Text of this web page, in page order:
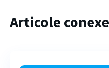
Articole conexe